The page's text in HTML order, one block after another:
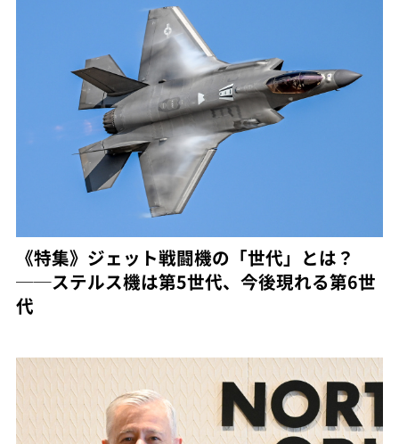
《特集》ジェット戦闘機の「世代」とは？
──ステルス機は第5世代、今後現れる第6世
代